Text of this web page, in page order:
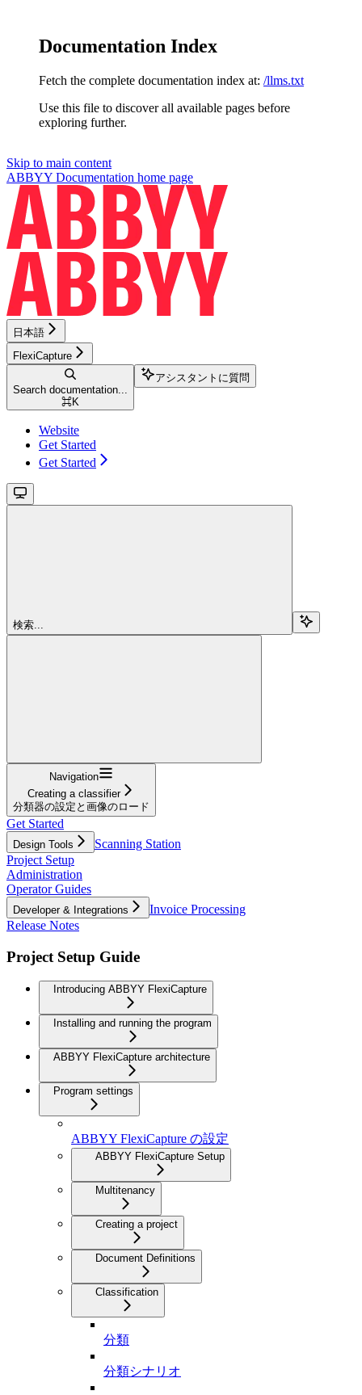
Documentation Index
Fetch the complete documentation index at: /llms.txt
Use this file to discover all available pages before
exploring further.
Skip to main content
ABBYY Documentation home page
日本語
FlexiCapture
Search documentation...
⌘K
アシスタントに質問
Website
Get Started
Get Started
検索...
Navigation
Creating a classifier
分類器の設定と画像のロード
Get Started
Design Tools
Scanning Station
Project Setup
Administration
Operator Guides
Developer & Integrations
Invoice Processing
Release Notes
Project Setup Guide
Introducing ABBYY FlexiCapture
Installing and running the program
ABBYY FlexiCapture architecture
Program settings
ABBYY FlexiCapture の設定
ABBYY FlexiCapture Setup
Multitenancy
Creating a project
Document Definitions
Classification
分類
分類シナリオ